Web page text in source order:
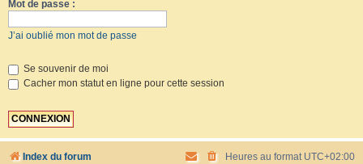
Mot de passe :
J’ai oublié mon mot de passe
Se souvenir de moi
Cacher mon statut en ligne pour cette session
Index du forum Heures au format UTC+02:00